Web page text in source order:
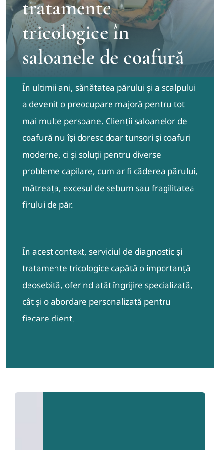
Contact
tratamente
tricologice în
saloanele de coafură
În ultimii ani, sănătatea părului și a scalpului
a devenit o preocupare majoră pentru tot
mai multe persoane. Clienții saloanelor de
coafură nu își doresc doar tunsori și coafuri
moderne, ci și soluții pentru diverse
probleme capilare, cum ar fi căderea părului,
mătreața, excesul de sebum sau fragilitatea
firului de păr.
În acest context, serviciul de diagnostic și
tratamente tricologice capătă o importanță
deosebită, oferind atât îngrijire specializată,
cât și o abordare personalizată pentru
fiecare client.